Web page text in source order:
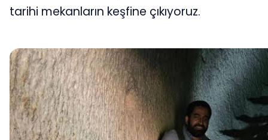
tarihi mekanların keşfine çıkıyoruz.